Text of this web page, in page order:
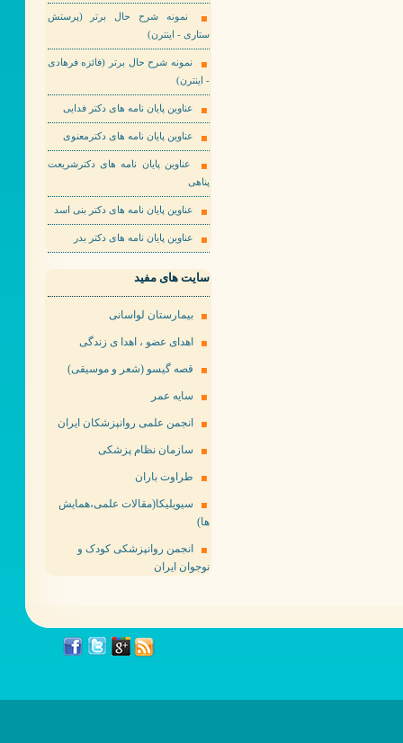
نمونه شرح حال برتر (پرستش
ستاری - اینترن)
نمونه شرح حال برتر (فائزه فرهادی
- اینترن)
عناوین پایان نامه های دکتر فدایی
عناوین پایان نامه های دکترمعنوی
عناوین پایان نامه های دکترشریعت
پناهی
عناوین پایان نامه های دکتر بنی اسد
عناوین پایان نامه های دکتر بدر
سایت های مفید
بیمارستان لواسانی
اهدای عضو ، اهدا ی زندگی
قصه گیسو (شعر و موسیقی)
سایه عمر
انجمن علمی روانپزشکان ایران
سازمان نظام پزشکی
طراوت باران
سیویلیکا(مقالات علمی،همایش
ها)
انجمن روانپزشکی کودک و
نوجوان ایران